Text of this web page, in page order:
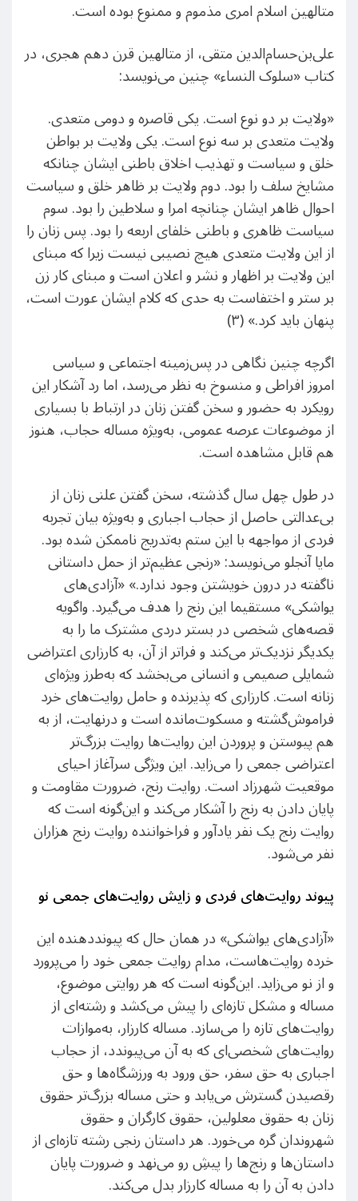
متالهین اسلام امری مذموم و ممنوع بوده است.
علی‌بن‌حسام‌الدین متقی، از متالهین قرن دهم هجری، در
کتاب «سلوک النساء» چنین می‌نویسد:
«ولایت بر دو نوع است. یکی قاصره و دومی متعدی.
ولایت متعدی بر سه نوع است. یکی ولایت بر بواطن
خلق و سیاست و تهذیب اخلاق باطنی ایشان چنانکه
مشایخ سلف را بود. دوم ولایت بر ظاهر خلق و سیاست
احوال ظاهر ایشان چنانچه امرا و سلاطین را بود. سوم
سیاست ظاهری و باطنی خلفای اربعه را بود. پس زنان را
از این ولایت متعدی هیچ نصیبی نیست زیرا که مبنای
این ولایت بر اظهار و نشر و اعلان است و مبنای کار زن
بر ستر و اختفاست به حدی که کلام ایشان عورت است،
پنهان باید کرد.» (۳)
اگرچه چنین نگاهی در پس‌زمینه اجتماعی و سیاسی
امروز افراطی و منسوخ به نظر می‌رسد، اما رد آشکار این
رویکرد به حضور و سخن گفتن زنان در ارتباط با بسیاری
از موضوعات عرصه عمومی، به‌ویژه مساله حجاب، هنوز
هم قابل مشاهده است.
در طول چهل سال گذشته، سخن گفتن علنی زنان از
بی‌عدالتی حاصل از حجاب اجباری و به‌ویژه بیان تجربه
فردی از مواجهه با این ستم به‌تدریج ناممکن شده بود.
مایا آنجلو می‌نویسد: «رنجی عظیم‌تر از حمل داستانی
ناگفته در درون خویشتن وجود ندارد.» «آزادی‌های
یواشکی» مستقیما این رنج را هدف می‌گیرد. واگویه
قصه‌های شخصی در بستر دردی مشترک ما را به
یکدیگر نزدیک‌تر می‌کند و فراتر از آن، به کارزاری اعتراضی
شمایلی صمیمی و انسانی می‌بخشد که به‌طرز ویژه‌ای
زنانه است. کارزاری که پذیرنده و حامل روایت‌های خرد
فراموش‌گشته و مسکوت‌مانده است و در‌نهایت، از به
هم پیوستن و پروردن این روایت‌ها روایت بزرگ‌تر
اعتراضی جمعی را می‌زاید. این ویژگی سرآغاز احیای
موقعیت شهرزاد است. روایت رنج، ضرورت مقاومت و
پایان دادن به رنج را آشکار می‌کند و این‌گونه است که
روایت رنج یک نفر یادآور و فراخواننده روایت رنج هزاران
نفر می‌شود.
پیوند روایت‌های فردی و زایش روایت‌های جمعی نو
«آزادی‌های یواشکی» در همان حال که پیوند‌دهنده این
خرده روایت‌هاست، مدام روایت جمعی خود را می‌پرورد
و از نو می‌زاید. این‌گونه است که هر روایتی موضوع،
مساله و مشکل تازه‌ای را پیش می‌کشد و رشته‌ای از
روایت‌های تازه را می‌سازد. مساله کارزار، به‌موازات
روایت‌های شخصی‌ای که به آن می‌پیوندد، از حجاب
اجباری به حق سفر، حق ورود به ورزشگاه‌ها و حق
رقصیدن گسترش می‌یابد و حتی مساله بزرگ‌تر حقوق
زنان به حقوق معلولین، حقوق کارگران و حقوق
شهروندان گره می‌خورد. هر داستان رنجی رشته تازه‌ای از
داستان‌ها و رنج‌ها را پیشِ رو می‌نهد و ضرورت پایان
دادن به آن را به مساله کارزار بدل می‌کند.